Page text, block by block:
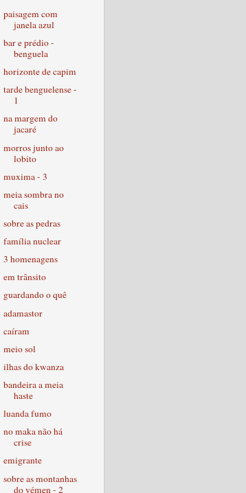
paisagem com
janela azul
bar e prédio -
benguela
horizonte de capim
tarde benguelense -
1
na margem do
jacaré
morros junto ao
lobito
muxima - 3
meia sombra no
cais
sobre as pedras
família nuclear
3 homenagens
em trânsito
guardando o quê
adamastor
caíram
meio sol
ilhas do kwanza
bandeira a meia
haste
luanda fumo
no maka não há
crise
emigrante
sobre as montanhas
do yémen - 2